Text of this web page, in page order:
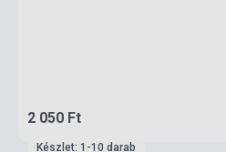
2 050 Ft
Készlet: 1-10 darab